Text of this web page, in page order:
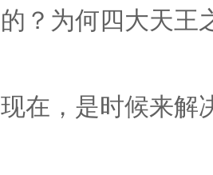
的？为何四大天王
现在，是时候来解